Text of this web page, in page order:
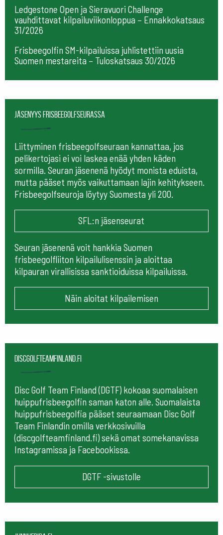
Ledgestone Open ja Sieravuori Challenge
vauhdittavat kilpailuviikonloppua – Ennakkokatsaus
31/2026
Frisbeegolfin SM-kilpailuissa juhlistettiin uusia
Suomen mestareita – Tuloskatsaus 30/2026
Jäsenyys frisbeegolfseurassa
Liittyminen frisbeegolfseuraan kannattaa, jos
pelikertojasi ei voi laskea enää yhden käden
sormilla. Seuran jäsenenä hyödyt monista eduista,
mutta pääset myös vaikuttamaan lajin kehitykseen.
Frisbeegolfseuroja löytyy Suomesta yli 200.
SFL:n jäsenseurat
Seuran jäsenenä voit hankkia Suomen
frisbeegolfliiton kilpailulisenssin ja aloittaa
kilpauran virallisissa sanktioiduissa kilpailuissa.
Näin aloitat kilpailemisen
Discgolfteamfinland.fi
Disc Golf Team Finland (DGTF) kokoaa suomalaisen
huippufrisbeegolfin saman katon alle. Suomalaista
huippufrisbeegolfia pääset seuraamaan Disc Golf
Team Finlandin omilla verkkosivuilla
(discgolfteamfinland.fi) sekä omat somekanavissa
Instagramissa ja Facebookissa.
DGTF -sivustolle